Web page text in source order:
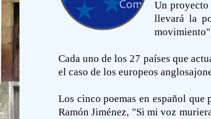
Un
llevará la
Cada uno de los 27 países que
el caso de los europeos
Los cinco poemas en español
Ramón Jiménez, "Si mi voz